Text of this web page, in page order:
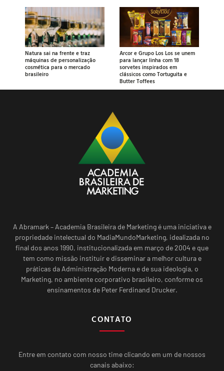
Natura sai na frente e traz
máquinas de personalização
cosmética para o mercado
brasileiro
Arcor e Grupo Los Los se unem
para lançar linha com 18
sorvetes inspirados em
clássicos como Tortuguita e
Butter Toffees
A Abramark – Academia Brasileira de Marketing é uma iniciativa e
propriedade intelectual do MadiaMundoMarketing, idealizada no
final dos anos 1990, institucionalizada em março de 2004 e que
tem como missão instituir e disseminar a melhor cultura e
práticas da Administração Moderna e de sua ideologia, o
Marketing, no ambiente corporativo brasileiro, conforme os
ensinamentos de Peter Ferdinand Drucker.
CONTATO
Entre em contato com nosso time clicando em um de nossos
canais abaixo: